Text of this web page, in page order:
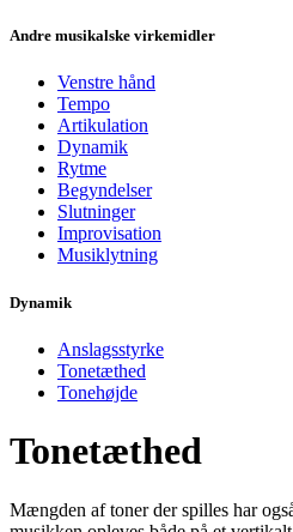
Andre musikalske virkemidler
Venstre hånd
Tempo
Artikulation
Dynamik
Rytme
Begyndelser
Slutninger
Improvisation
Musiklytning
Dynamik
Anslagsstyrke
Tonetæthed
Tonehøjde
Tonetæthed
Mængden af toner der spilles har